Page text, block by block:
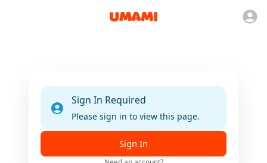
Sign In Required
Please sign in to view this page.
Sign In